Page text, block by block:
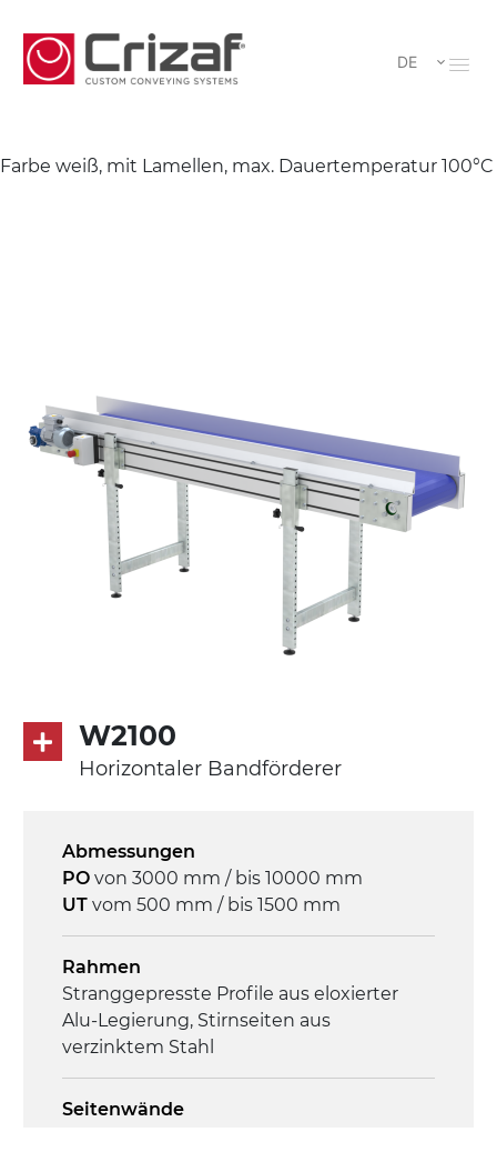
DE
Farbe weiß, mit Lamellen, max. Dauertemperatur 100°C
W2100
Horizontaler Bandförderer
Abmessungen
PO von 3000 mm / bis 10000 mm
UT vom 500 mm / bis 1500 mm
Rahmen
Stranggepresste Profile aus eloxierter
Alu-Legierung, Stirnseiten aus
verzinktem Stahl
Seitenwände